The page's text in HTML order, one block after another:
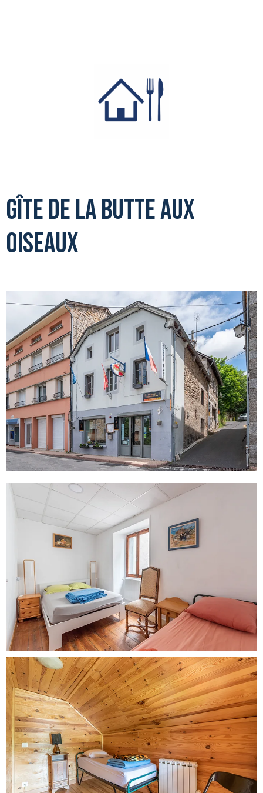
Gîte de la butte aux
oiseaux